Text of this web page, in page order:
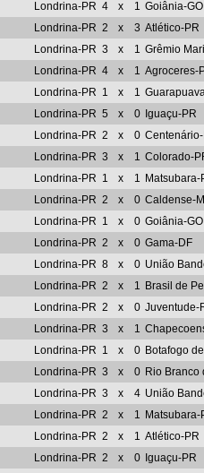
Londrina-PR 4 x 1 Goiânia-GO
Londrina-PR 2 x 3 Atlético-PR
Londrina-PR 3 x 1 Grêmio
Londrina-PR 4 x 1 Agroceres-
Londrina-PR 1 x 1
Londrina-PR 5 x 0
Iguaçu-PR
Londrina-PR 2 x 0
Londrina-PR 3 x 1 Colorado-
Londrina-PR 1 x 1 Matsubara-
Londrina-PR 2 x 0 Caldense-
Londrina-PR 1 x 0 Goiânia-GO
Londrina-PR 2 x 0 Gama-DF
Londrina-PR 8 x 0 União
Londrina-PR 2 x 1 Brasil de
Londrina-PR 2 x 0 Juventude-
Londrina-PR 3 x 1
Londrina-PR 1 x 0 Botafogo
Londrina-PR 3 x 0 Rio Branco
Londrina-PR 3 x 4 União
Londrina-PR 2 x 1 Matsubara-
Londrina-PR 2 x 1 Atlético-PR
Londrina-PR 2 x 0
Iguaçu-PR